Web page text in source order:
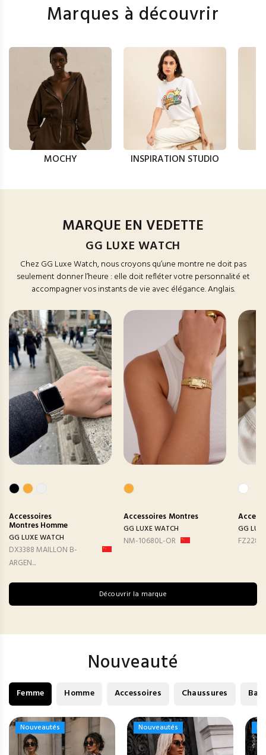
Marques à découvrir
MOCHY INSPIRATION STUDIO
MARQUE EN VEDETTE
GG LUXE WATCH
Chez GG Luxe Watch, nous croyons qu’une montre ne doit pas
seulement donner l’heure : elle doit refléter votre personnalité et
accompagner vos instants de vie avec élégance. Anglais.
Accessoires
Montres Homme
GG LUXE WATCH
DX3388 MAILLON B-
ARGEN...
Accessoires Montres
GG LUXE WATCH
NM-10680L-OR
GG
FZ2282
Découvrir la marque
Nouveauté
Femme Homme Accessoires Chaussures
Nouveautés
Nouveautés Nouveautés
Nouveautés